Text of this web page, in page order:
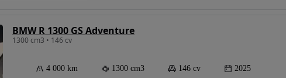
BMW R 1300 GS Adventure
1300 cm3 • 146 cv
4 000 km 1300 cm3 146 cv 2025